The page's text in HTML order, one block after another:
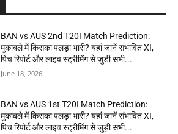
BAN vs AUS 2nd T20I Match Prediction:
मुकाबले में किसका पलड़ा भारी? यहां जानें संभावित XI,
पिच रिपोर्ट और लाइव स्ट्रीमिंग से जुड़ी सभी...
June 18, 2026
BAN vs AUS 1st T20I Match Prediction:
मुकाबले में किसका पलड़ा भारी? यहां जानें संभावित XI,
पिच रिपोर्ट और लाइव स्ट्रीमिंग से जुड़ी सभी...